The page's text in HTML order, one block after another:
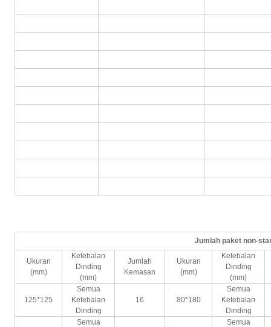
Jumlah paket non-
Ukuran
(mm)
Ketebalan
Dinding
(mm)
Jumlah
Kemasan
Ukuran
(mm)
Ketebalan
Dinding
(mm)
125*125
Semua
Ketebalan
Dinding
16 80*180
Semua
Ketebalan
Dinding
Semua
Semua